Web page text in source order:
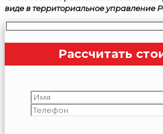
виде в территориальное управление
Рассчитать